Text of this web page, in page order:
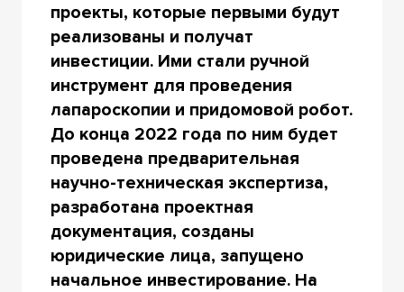
проекты, которые первыми будут
реализованы и получат
инвестиции. Ими стали ручной
инструмент для проведения
лапароскопии и придомовой робот.
До конца 2022 года по ним будет
проведена предварительная
научно-техническая экспертиза,
разработана проектная
документация, созданы
юридические лица, запущено
начальное инвестирование. На